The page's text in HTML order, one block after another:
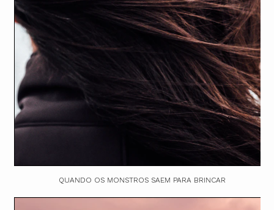
QUANDO OS MONSTROS SAEM PARA BRINCAR